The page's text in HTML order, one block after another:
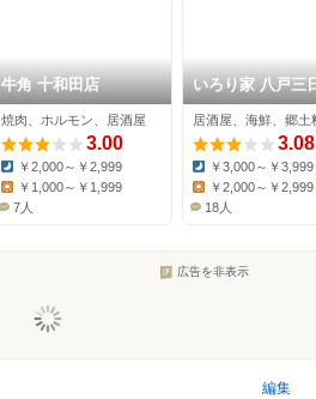
牛角 十和田店
焼肉、ホルモン、居酒屋
3.00
Dinner:
￥2,000～￥2,999
￥1,000～￥1,999
7人
いろり家 八戸三
店
居酒屋、海鮮、郷土
3.08
Dinner:
￥3,000～￥3,999
￥2,000～￥2,999
18人
広告を非表示
編集